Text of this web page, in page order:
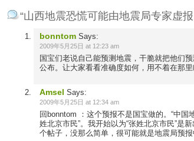
“山西地震恐慌可能由地震局专家虚
bonntom Says:
2009年5月25日 at 12:23 am
国宝们老说自己能预测地震，干脆就把他们
公布。让大家看看准确度如何，用不着在那
Amsel Says:
2009年5月25日 at 12:34 am
回bonntom ：这个预报不是国宝做的。“中国
姓北京市民”。我开始以为“张姓北京市民”是
个帖子，没那么简单，很可能就是地震局预报